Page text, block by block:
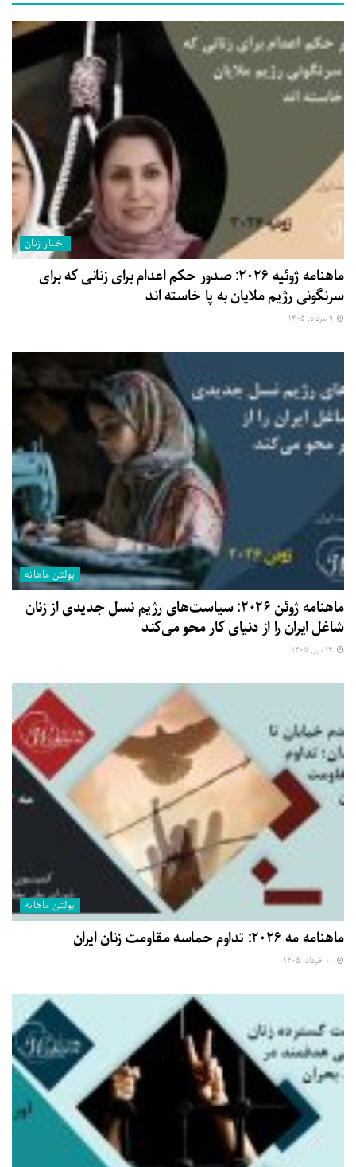
اخبار زنان
ماهنامه ژوئیه ۲۰۲۶: صدور حکم اعدام برای زنانی که برای
سرنگونی رژیم ملایان به پا خاسته اند
بولتن ماهانه
ماهنامه ژوئن ۲۰۲۶: سیاست‌های رژیم نسل جدیدی از زنان
شاغل ایران را از دنیای کار محو می‌کند
بولتن ماهانه
ماهنامه مه ۲۰۲۶: تداوم حماسه مقاومت زنان ایران